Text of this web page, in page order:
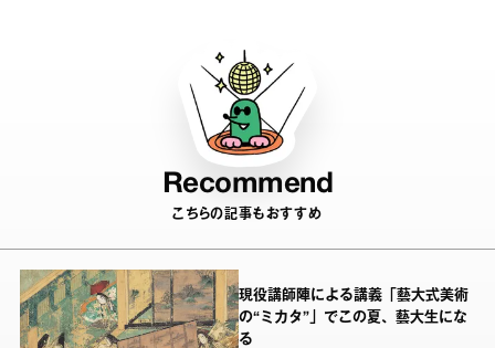
Recommend
こちらの記事もおすすめ
現役講師陣による講義「藝大式美術
の“ミカタ”」でこの夏、藝大生にな
る